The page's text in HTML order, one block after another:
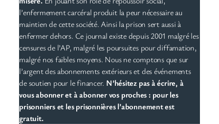
l’enfermement carcéral produit la peur nécessaire au
maintien de cette société. Ainsi la prison sert aussi à
enfermer dehors. Ce journal existe depuis 2001 malgré les
censures de l’AP, malgré les poursuites pour diffamation,
malgré nos faibles moyens. Nous ne comptons que sur
l’argent des abonnements extérieurs et des événements
de soutien pour le financer. N’hésitez pas à écrire, à
vous abonner et à abonner vos proches : pour les
prisonniers et les prisonnières l’abonnement est
gratuit.